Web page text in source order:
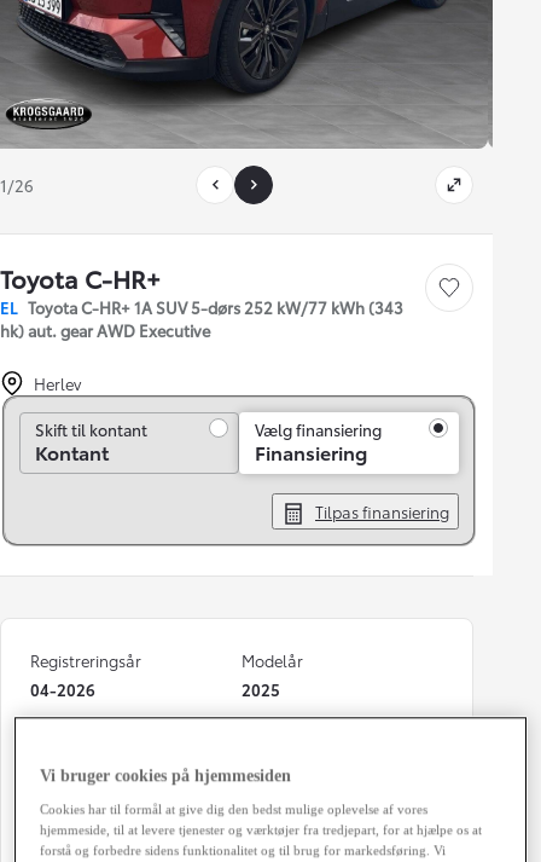
1/26
Toyota C-HR+
EL Toyota C-HR+ 1A SUV 5-dørs 252 kW/77 kWh (343
hk) aut. gear AWD Executive
Gem bil
Herlev
Skift til kontant
Skift til kontant
Kontant
Vælg finansiering
Finansiering
Tilpas finansiering
Registreringsår
04-2026
Modelår
2025
Karosseri
SUV 5-dørs
Hestekræfter
343 HK
Vi bruger cookies på hjemmesiden
Cookies har til formål at give dig den bedst mulige oplevelse af vores
hjemmeside, til at levere tjenester og værktøjer fra tredjepart, for at hjælpe os at
forstå og forbedre sidens funktionalitet og til brug for markedsføring. Vi